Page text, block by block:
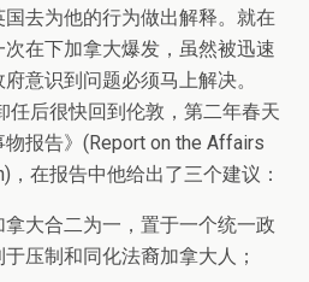
去为他的行为做出解释。就在
在下加拿大爆发，虽然被迅速
意识到问题必须马上解决。
任后很快回到伦敦，第二年春天
报告》(Report on the Affairs
，在报告中他给出了三个建议：
大合二为一，置于一个统一政
压制和同化法裔加拿大人；